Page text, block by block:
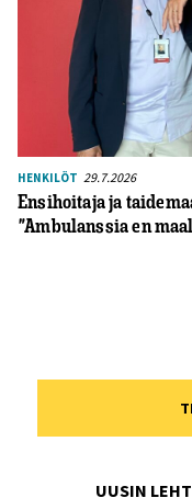
HENKILÖT 29.7.2026
Ensihoitaja ja
”Ambulanssia en
UUSIN